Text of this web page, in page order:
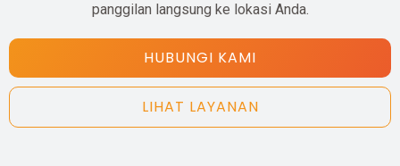
panggilan langsung ke lokasi Anda.
HUBUNGI KAMI
LIHAT LAYANAN